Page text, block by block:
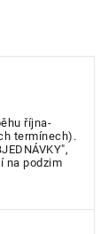
října-
termínech).
na podzim